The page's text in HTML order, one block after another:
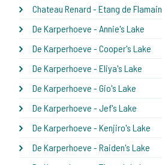
Chateau Renard - Etang de Flamain
De Karperhoeve - Annie's Lake
De Karperhoeve - Cooper's Lake
De Karperhoeve - Eliya's Lake
De Karperhoeve - Gio's Lake
De Karperhoeve - Jef's Lake
De Karperhoeve - Kenjiro's Lake
De Karperhoeve - Raiden's Lake